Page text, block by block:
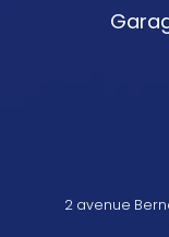
2 avenue